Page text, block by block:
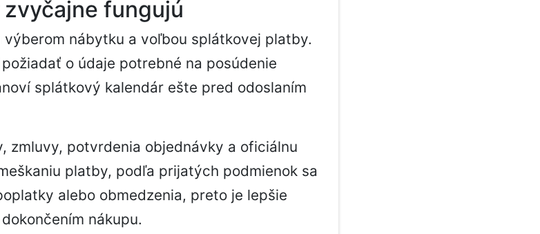
fungujú
výberom nábytku a voľbou splátkovej platby.
o údaje potrebné na posúdenie
splátkový kalendár ešte pred odoslaním
zmluvy, potvrdenia objednávky a oficiálnu
platby, podľa prijatých podmienok sa
alebo obmedzenia, preto je lepšie
nákupu.